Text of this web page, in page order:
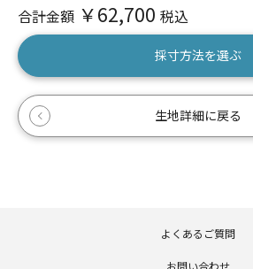
合計金額 ￥62,700 税込
採寸方法を選ぶ
生地詳細に戻る
よくあるご質問
お問い合わせ